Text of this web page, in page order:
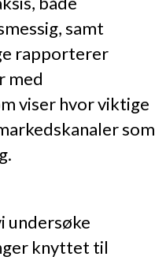
samt
rapporterer
med
viser hvor viktige
som
undersøke
knyttet til